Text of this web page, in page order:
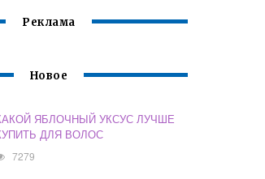
Реклама
Новое
ЯБЛОЧНЫЙ УКСУС ЛУЧШЕ
ДЛЯ ВОЛОС
7279